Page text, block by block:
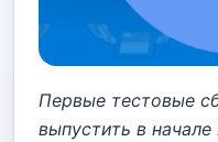
Первые тестовые
выпустить в начале